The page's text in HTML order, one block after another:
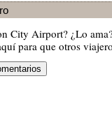
City Airport? ¿Lo
para que otros